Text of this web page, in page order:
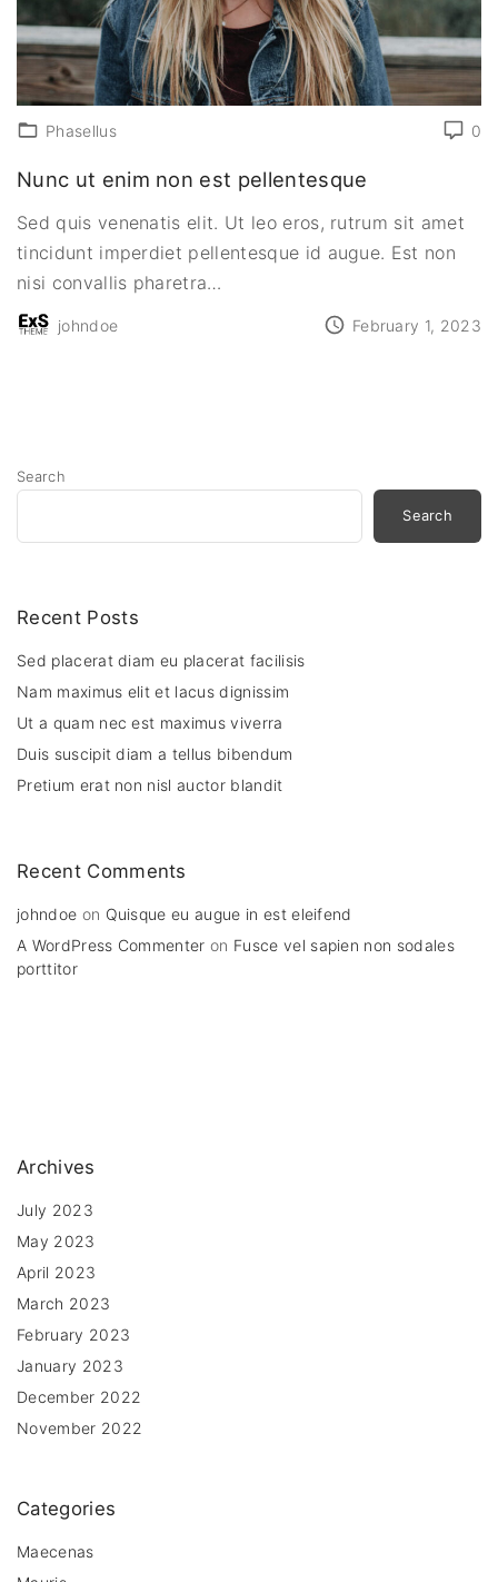
0
Phasellus
Nunc ut enim non est pellentesque
Sed quis venenatis elit. Ut leo eros, rutrum sit amet
tincidunt imperdiet pellentesque id augue. Est non
nisi convallis pharetra…
johndoe February 1, 2023
Search
Search
Recent Posts
Sed placerat diam eu placerat facilisis
Nam maximus elit et lacus dignissim
Ut a quam nec est maximus viverra
Duis suscipit diam a tellus bibendum
Pretium erat non nisl auctor blandit
Recent Comments
johndoe on Quisque eu augue in est eleifend
A WordPress Commenter on Fusce vel sapien non sodales
porttitor
Archives
July 2023
May 2023
April 2023
March 2023
February 2023
January 2023
December 2022
November 2022
Categories
Maecenas